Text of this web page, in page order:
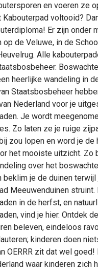
en voeren ze
Kabouterpad voltooid?
Er zijn onder
op de Veluwe, in de
Alle
heerlijke wandeling in
Staatsbosbeheer
Nederland voor je
Je wordt
Zo laten ze je ruige
zou lopen en word je de
het mooiste uitzicht. Zo
over het
beklim je de duinen terwijl
Meeuwenduinen
in de herfst, en
vind je hier. Ontdek
beleven, eindeloos
kinderen doen
OERRR zit dat wel
waar kinderen zich